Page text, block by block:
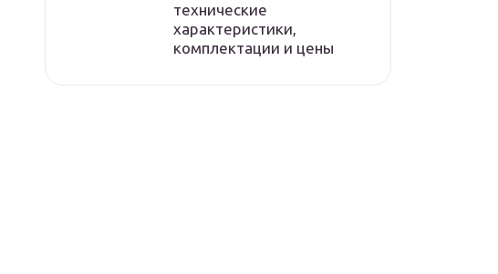
технические
характеристики,
комплектации и цены